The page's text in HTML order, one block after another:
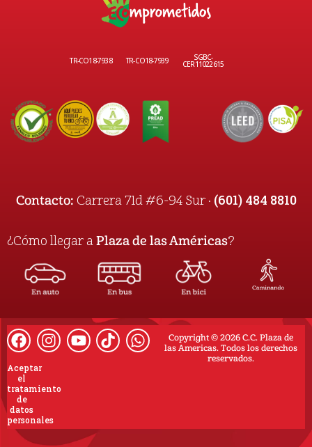
TR-CO18-7938 TR-CO18-7939 SGBC-
CER11022615
Contacto: Carrera 71d #6-94 Sur · (601) 484 8810
¿Cómo llegar a Plaza de las Américas?
Copyright © 2026 C.C. Plaza de
las Americas. Todos los derechos
reservados.
Aceptar
el
tratamiento
de
datos
personales